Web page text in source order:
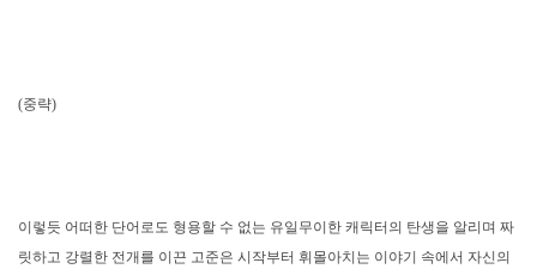
(중략)
이렇듯 어떠한 단어로도 형용할 수 없는 유일무이한 캐릭터의 탄생을 알리며 짜
릿하고 강렬한 전개를 이끈 고준은 시작부터 휘몰아치는 이야기 속에서 자신의